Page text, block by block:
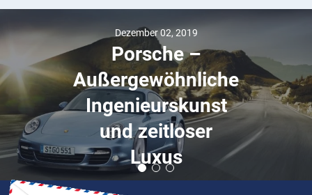
Dezember 02, 2019
Porsche –
Außergewöhnliche
Ingenieurskunst
und zeitloser
Luxus